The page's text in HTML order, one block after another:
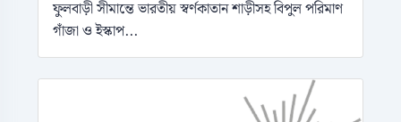
ফুলবাড়ী সীমান্তে ভারতীয় স্বর্ণকাতান শাড়ীসহ বিপুল পরিমাণ
গাঁজা ও ইস্কাপ...